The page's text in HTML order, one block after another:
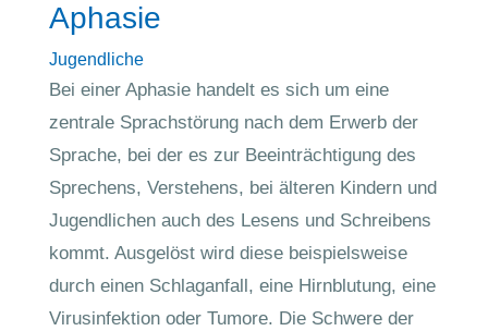
Aphasie
Jugendliche
Bei einer Aphasie handelt es sich um eine
zentrale Sprachstörung nach dem Erwerb der
Sprache, bei der es zur Beeinträchtigung des
Sprechens, Verstehens, bei älteren Kindern und
Jugendlichen auch des Lesens und Schreibens
kommt. Ausgelöst wird diese beispielsweise
durch einen Schlaganfall, eine Hirnblutung, eine
Virusinfektion oder Tumore. Die Schwere der